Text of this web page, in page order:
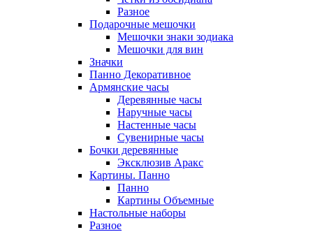
Разное
Подарочные мешочки
Мешочки знаки зодиака
Мешочки для вин
Значки
Панно Декоративное
Армянские часы
Деревянные часы
Наручные часы
Настенные часы
Сувенирные часы
Бочки деревянные
Эксклюзив Аракс
Картины. Панно
Панно
Картины Объемные
Настольные наборы
Разное